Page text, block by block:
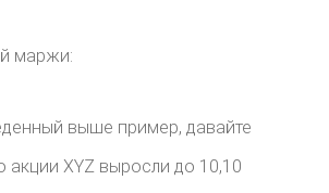
маржи:
выше пример, давайте
акции XYZ выросли до 10,10